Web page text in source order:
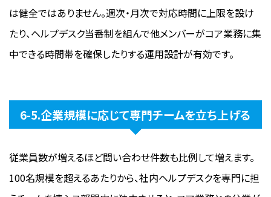
は健全ではありません。週次・月次で対応時間に上限を設け
たり、ヘルプデスク当番制を組んで他メンバーがコア業務に集
中できる時間帯を確保したりする運用設計が有効です。
6-5.企業規模に応じて専門チームを立ち上げる
従業員数が増えるほど問い合わせ件数も比例して増えます。
100名規模を超えるあたりから、社内ヘルプデスクを専門に担